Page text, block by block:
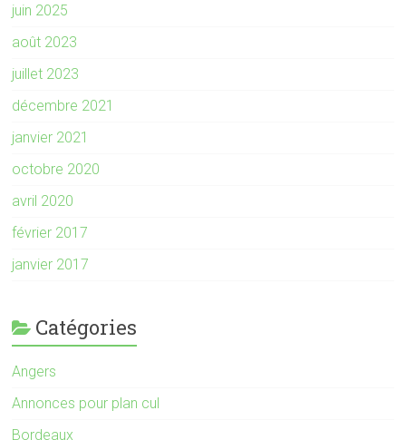
juin 2025
août 2023
juillet 2023
décembre 2021
janvier 2021
octobre 2020
avril 2020
février 2017
janvier 2017
Catégories
Angers
Annonces pour plan cul
Bordeaux